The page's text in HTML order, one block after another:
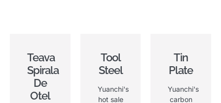
Teava
Spirala
De
Otel
Tool
Steel
Yuanchi's
hot sale
Tin
Plate
Yuanchi's
carbon